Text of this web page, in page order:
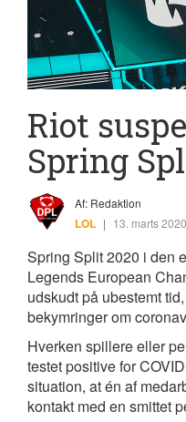
Riot
Spring
Af: Redaktion
LOL | 13. marts
Spring Split 2020 i den
Legends European
udskudt på ubestemt
bekymringer om
Hverken spillere eller
testet positive for
situation, at én af
kontakt med en smittet